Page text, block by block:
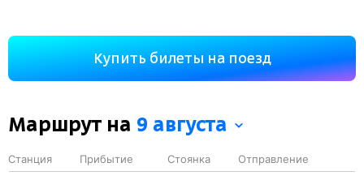
Купить билеты на поезд
Маршрут на 9 августа
Станция Прибытие Стоянка Отправление